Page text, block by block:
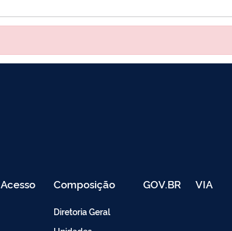
Acesso Composição
Diretoria Geral
GOV.BR VIA